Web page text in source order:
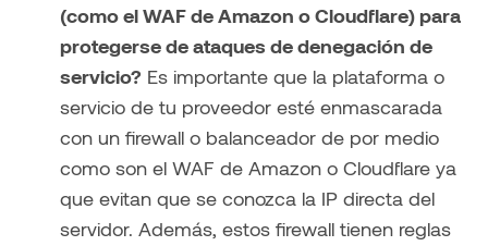
(como el WAF de Amazon o Cloudflare) para
protegerse de ataques de denegación de
servicio? Es importante que la plataforma o
servicio de tu proveedor esté enmascarada
con un firewall o balanceador de por medio
como son el WAF de Amazon o Cloudflare ya
que evitan que se conozca la IP directa del
servidor. Además, estos firewall tienen reglas